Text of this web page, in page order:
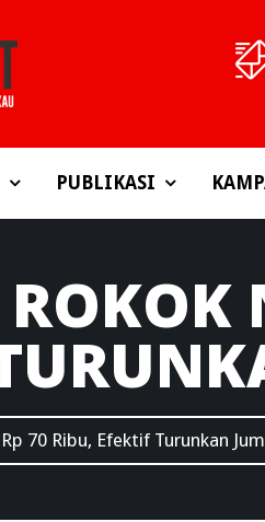
PUBLIKASI
ROKOK
70 Ribu, Efektif Turunkan